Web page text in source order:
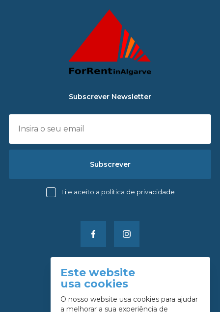
Subscrever Newsletter
Subscrever
Li e aceito a política de privacidade
Política de Reservas
Resolução alternativa Litígios
Este website
usa cookies
O nosso website usa cookies para ajudar
a melhorar a sua experiência de